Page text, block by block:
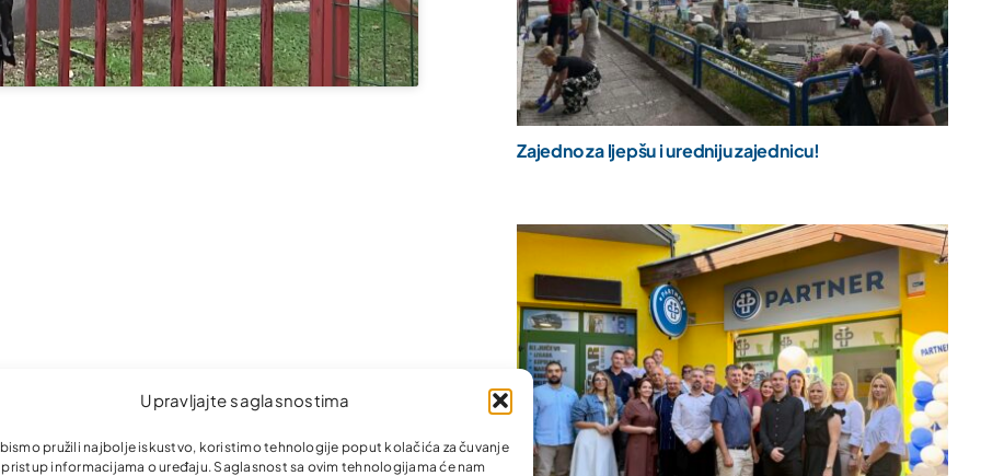
Upravljajte saglasnostima
pružili najbolje iskustvo, koristimo tehnologije poput kolačića za čuvanje
informacijama o uređaju. Saglasnost sa ovim tehnologijama će nam
Zajedno za ljepšu i uredniju zajednicu!